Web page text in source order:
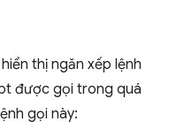
thị ngăn xếp lệnh
được gọi trong quá
gọi này: